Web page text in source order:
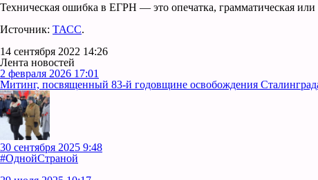
Техническая ошибка в ЕГРН — это опечатка, грамматическая
Источник: ТАСС.
14 сентября 2022 14:26
Лента новостей
2 февраля 2026 17:01
Митинг, посвященный 83-й годовщине освобождения
30 сентября 2025 9:48
#ОднойСтраной